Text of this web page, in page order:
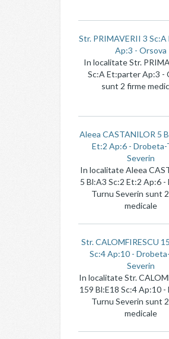
Str. PRIMAVERII 3
Ap:3 - Orsova
In localitate Str.
Sc:A Et:parter Ap:3 -
sunt 2 firme
Aleea CASTANILOR 5
Et:2 Ap:6 - Drobeta-
Severin
In localitate Aleea
5 Bl:A3 Sc:2 Et:2 Ap:6
Turnu Severin sunt
medicale
Str. CALOMFIRESCU
Sc:4 Ap:10 -
Severin
In localitate Str.
159 Bl:E18 Sc:4 Ap:10
Turnu Severin sunt
medicale